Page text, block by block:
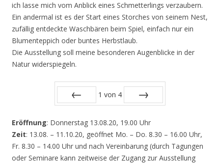
ich lasse mich vom Anblick eines Schmetterlings verzaubern.
Ein andermal ist es der Start eines Storches von seinem Nest,
zufällig entdeckte Waschbären beim Spiel, einfach nur ein
Blumenteppich oder buntes Herbstlaub.
Die Ausstellung soll meine besonderen Augenblicke in der
Natur widerspiegeln.
1 von 4
Eröffnung: Donnerstag 13.08.20, 19.00 Uhr
Zeit: 13.08. – 11.10.20, geöffnet Mo. – Do. 8.30 – 16.00 Uhr,
Fr. 8.30 – 14.00 Uhr und nach Vereinbarung (durch Tagungen
oder Seminare kann zeitweise der Zugang zur Ausstellung